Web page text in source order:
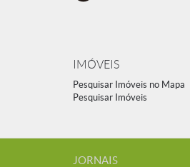
IMÓVEIS
Pesquisar Imóveis no Mapa
Pesquisar Imóveis
JORNAIS